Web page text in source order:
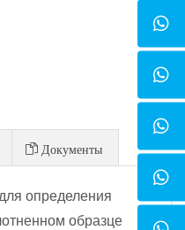
Документы
определения
образце